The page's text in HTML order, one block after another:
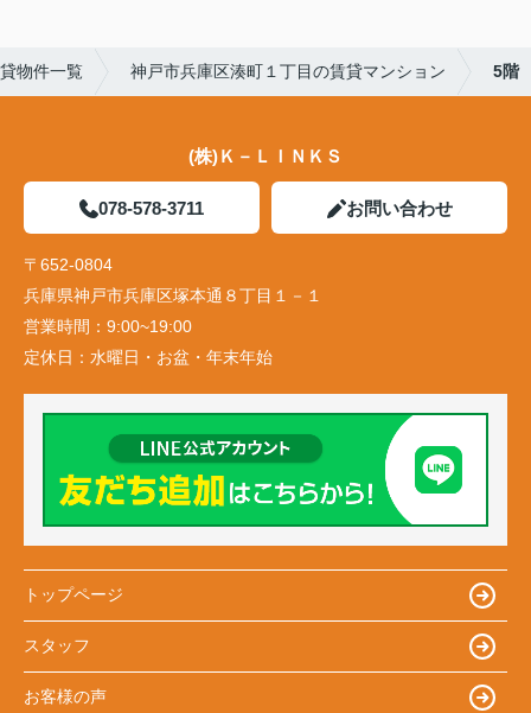
物件一覧 神戸市兵庫区湊町１丁目の賃貸マンション 5階
(株)Ｋ－ＬＩＮＫＳ
078-578-3711 お問い合わせ
〒652-0804
兵庫県神戸市兵庫区塚本通８丁目１－１
営業時間： 9:00~19:00
定休日： 水曜日・お盆・年末年始
トップページ
スタッフ
お客様の声